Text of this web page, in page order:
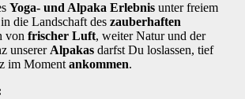
Yoga- und Alpaka Erlebnis unter freiem
die Landschaft des zauberhaften
von frischer Luft, weiter Natur und der
unserer Alpakas darfst Du loslassen, tief
im Moment ankommen.